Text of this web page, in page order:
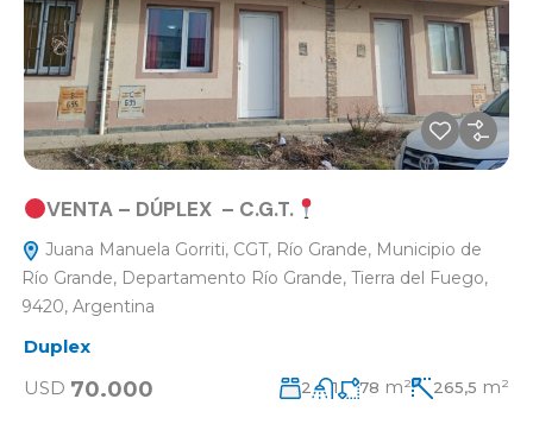
VENTA – DÚPLEX – C.G.T.
Juana Manuela Gorriti, CGT, Río Grande, Municipio de
Río Grande, Departamento Río Grande, Tierra del Fuego,
9420, Argentina
Duplex
USD 70.000 2 1 78 m² 265,5 m²